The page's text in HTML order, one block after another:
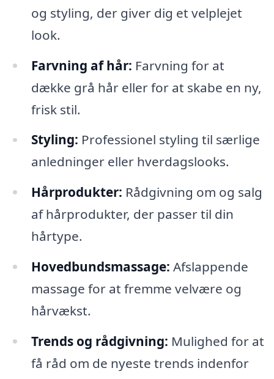
og styling, der giver dig et velplejet
look.
Farvning af hår: Farvning for at
dække grå hår eller for at skabe en ny,
frisk stil.
Styling: Professionel styling til særlige
anledninger eller hverdagslooks.
Hårprodukter: Rådgivning om og salg
af hårprodukter, der passer til din
hårtype.
Hovedbundsmassage: Afslappende
massage for at fremme velvære og
hårvækst.
Trends og rådgivning: Mulighed for at
få råd om de nyeste trends indenfor